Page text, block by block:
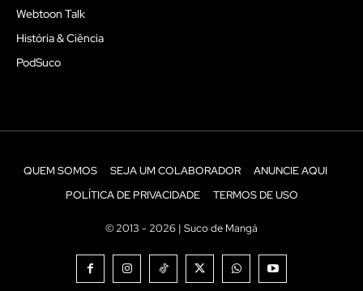
Webtoon Talk
História & Ciência
PodSuco
QUEM SOMOS SEJA UM COLABORADOR
ANUNCIE AQUI
POLÍTICA DE PRIVACIDADE
TERMOS DE USO
© 2013 - 2026 | Suco de Mangá